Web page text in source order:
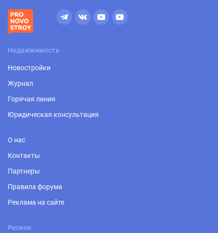
Недвижимость
Новостройки
Журнал
Горячая линия
Юридическая консультация
О нас
Контакты
Партнеры
Правила форума
Реклама на сайте
Регион